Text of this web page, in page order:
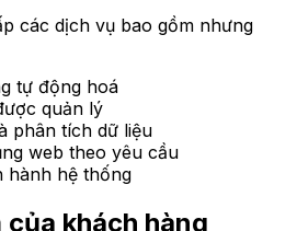
các dịch vụ bao gồm nhưng
tự động hoá
quản lý
phân tích dữ liệu
web theo yêu cầu
hành hệ thống
khách hàng